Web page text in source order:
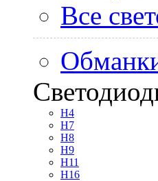
Все
H4
H7
H8
H9
H11
H16